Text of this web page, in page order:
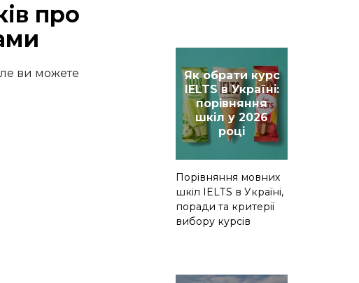
про
ви можете
Як обрати курс
IELTS в Україні:
порівняння
шкіл у 2026
році
Порівняння мовних
шкіл IELTS в Україні,
поради та критерії
вибору курсів